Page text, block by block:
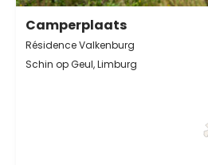
Camperplaats
Résidence Valkenburg
Schin op Geul, Limburg